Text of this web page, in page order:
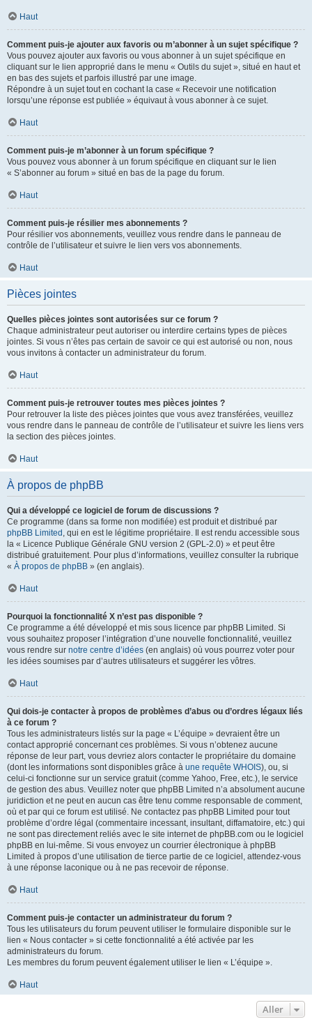
Haut
Comment puis-je ajouter aux favoris ou m’abonner à un sujet spécifique ?
Vous pouvez ajouter aux favoris ou vous abonner à un sujet spécifique en
cliquant sur le lien approprié dans le menu « Outils du sujet », situé en haut et
en bas des sujets et parfois illustré par une image.
Répondre à un sujet tout en cochant la case « Recevoir une notification
lorsqu’une réponse est publiée » équivaut à vous abonner à ce sujet.
Haut
Comment puis-je m’abonner à un forum spécifique ?
Vous pouvez vous abonner à un forum spécifique en cliquant sur le lien
« S’abonner au forum » situé en bas de la page du forum.
Haut
Comment puis-je résilier mes abonnements ?
Pour résilier vos abonnements, veuillez vous rendre dans le panneau de
contrôle de l’utilisateur et suivre le lien vers vos abonnements.
Haut
Pièces jointes
Quelles pièces jointes sont autorisées sur ce forum ?
Chaque administrateur peut autoriser ou interdire certains types de pièces
jointes. Si vous n’êtes pas certain de savoir ce qui est autorisé ou non, nous
vous invitons à contacter un administrateur du forum.
Haut
Comment puis-je retrouver toutes mes pièces jointes ?
Pour retrouver la liste des pièces jointes que vous avez transférées, veuillez
vous rendre dans le panneau de contrôle de l’utilisateur et suivre les liens vers
la section des pièces jointes.
Haut
À propos de phpBB
Qui a développé ce logiciel de forum de discussions ?
Ce programme (dans sa forme non modifiée) est produit et distribué par
phpBB Limited , qui en est le légitime propriétaire. Il est rendu accessible sous
la « Licence Publique Générale GNU version 2 (GPL-2.0) » et peut être
distribué gratuitement. Pour plus d’informations, veuillez consulter la rubrique
« À propos de phpBB » (en anglais).
Haut
Pourquoi la fonctionnalité X n’est pas disponible ?
Ce programme a été développé et mis sous licence par phpBB Limited. Si
vous souhaitez proposer l’intégration d’une nouvelle fonctionnalité, veuillez
vous rendre sur notre centre d’idées (en anglais) où vous pourrez voter pour
les idées soumises par d’autres utilisateurs et suggérer les vôtres.
Haut
Qui dois-je contacter à propos de problèmes d’abus ou d’ordres légaux liés
à ce forum ?
Tous les administrateurs listés sur la page « L’équipe » devraient être un
contact approprié concernant ces problèmes. Si vous n’obtenez aucune
réponse de leur part, vous devriez alors contacter le propriétaire du domaine
(dont les informations sont disponibles grâce à une requête WHOIS), ou, si
celui-ci fonctionne sur un service gratuit (comme Yahoo, Free, etc.), le service
de gestion des abus. Veuillez noter que phpBB Limited n’a absolument aucune
juridiction et ne peut en aucun cas être tenu comme responsable de comment,
où et par qui ce forum est utilisé. Ne contactez pas phpBB Limited pour tout
problème d’ordre légal (commentaire incessant, insultant, diffamatoire, etc.) qui
ne sont pas directement reliés avec le site internet de phpBB.com ou le logiciel
phpBB en lui-même. Si vous envoyez un courrier électronique à phpBB
Limited à propos d’une utilisation de tierce partie de ce logiciel, attendez-vous
à une réponse laconique ou à ne pas recevoir de réponse.
Haut
Comment puis-je contacter un administrateur du forum ?
Tous les utilisateurs du forum peuvent utiliser le formulaire disponible sur le
lien « Nous contacter » si cette fonctionnalité a été activée par les
administrateurs du forum.
Les membres du forum peuvent également utiliser le lien « L’équipe ».
Haut
Aller